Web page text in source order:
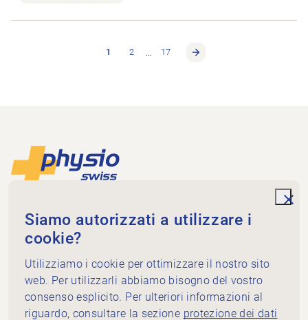
1 2 … 17
Piè di pagina
Physioswiss
Dammweg 3
3013 Bern
+41 58 255 36 00
info@physioswiss.ch
Media sociali
Informazioni importanti
Siamo autorizzati a utilizzare i
cookie?
Utilizziamo i cookie per ottimizzare il nostro sito
web. Per utilizzarli abbiamo bisogno del vostro
consenso esplicito. Per ulteriori informazioni al
riguardo, consultare la sezione protezione dei dati